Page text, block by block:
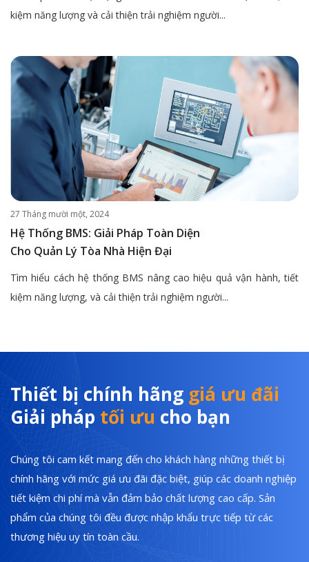
kiệm năng lượng và cải thiện trải nghiệm người...
27 Tháng mười một, 2024
Hệ Thống BMS: Giải Pháp Toàn Diện
Cho Quản Lý Tòa Nhà Hiện Đại
Tìm hiểu cách hệ thống BMS nâng cao hiệu quả vận hành, tiết
kiệm năng lượng, và cải thiện trải nghiệm người...
Thiết bị chính hãng giá ưu đãi
Giải pháp tối ưu cho bạn
Chúng tôi cam kết mang đến cho khách hàng những thiết bị
chính hãng với mức giá ưu đãi đặc biệt, giúp các doanh nghiệp
tiết kiệm chi phí mà vẫn đảm bảo chất lượng cao cấp. Sản
phẩm của chúng tôi đều được nhập khẩu trực tiếp từ các
thương hiệu uy tín toàn cầu.